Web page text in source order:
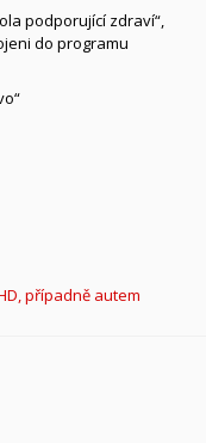
podporující zdraví“,
do programu
případně autem